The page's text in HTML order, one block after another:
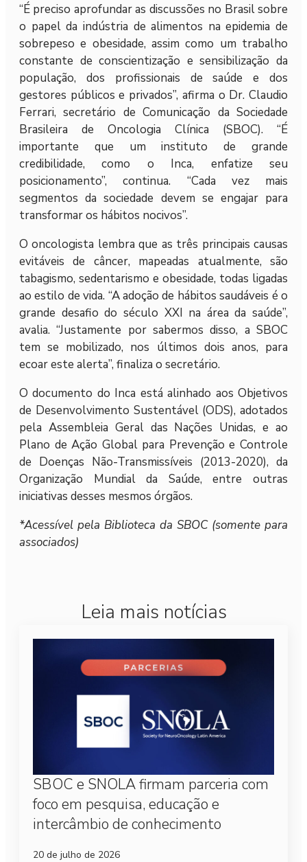
“É preciso aprofundar as discussões no Brasil sobre
o papel da indústria de alimentos na epidemia de
sobrepeso e obesidade, assim como um trabalho
constante de conscientização e sensibilização da
população, dos profissionais de saúde e dos
gestores públicos e privados”, afirma o Dr. Claudio
Ferrari, secretário de Comunicação da Sociedade
Brasileira de Oncologia Clínica (SBOC). “É
importante que um instituto de grande
credibilidade, como o Inca, enfatize seu
posicionamento”, continua. “Cada vez mais
segmentos da sociedade devem se engajar para
transformar os hábitos nocivos”.
O oncologista lembra que as três principais causas
evitáveis de câncer, mapeadas atualmente, são
tabagismo, sedentarismo e obesidade, todas ligadas
ao estilo de vida. “A adoção de hábitos saudáveis é o
grande desafio do século XXI na área da saúde”,
avalia. “Justamente por sabermos disso, a SBOC
tem se mobilizado, nos últimos dois anos, para
ecoar este alerta”, finaliza o secretário.
O documento do Inca está alinhado aos Objetivos
de Desenvolvimento Sustentável (ODS), adotados
pela Assembleia Geral das Nações Unidas, e ao
Plano de Ação Global para Prevenção e Controle
de Doenças Não-Transmissíveis (2013-2020), da
Organização Mundial da Saúde, entre outras
iniciativas desses mesmos órgãos.
*Acessível pela Biblioteca da SBOC (somente para
associados)
Leia mais notícias
SBOC e SNOLA firmam parceria com
foco em pesquisa, educação e
intercâmbio de conhecimento
20 de julho de 2026